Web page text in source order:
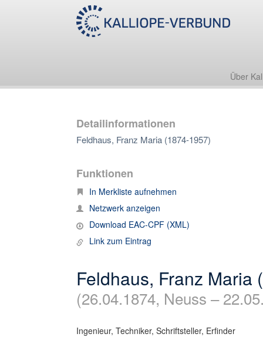
Über
Detailinformationen
Feldhaus, Franz Maria (1874-1957)
Funktionen
In Merkliste aufnehmen
Netzwerk anzeigen
Download EAC-CPF (XML)
Link zum Eintrag
Feldhaus, Franz Maria
(26.04.1874, Neuss –
Ingenieur, Techniker, Schriftsteller, Erfinder